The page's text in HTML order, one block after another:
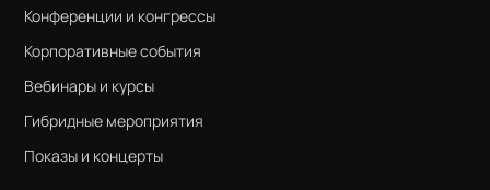
Конференции и конгрессы
Корпоративные события
Вебинары и курсы
Гибридные мероприятия
Показы и концерты